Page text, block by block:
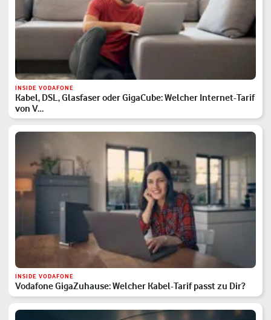
INSIDE VODAFONE
Kabel, DSL, Glasfaser oder GigaCube: Welcher Internet-Tarif
von V…
INSIDE VODAFONE
Vodafone GigaZuhause: Welcher Kabel-Tarif passt zu Dir?